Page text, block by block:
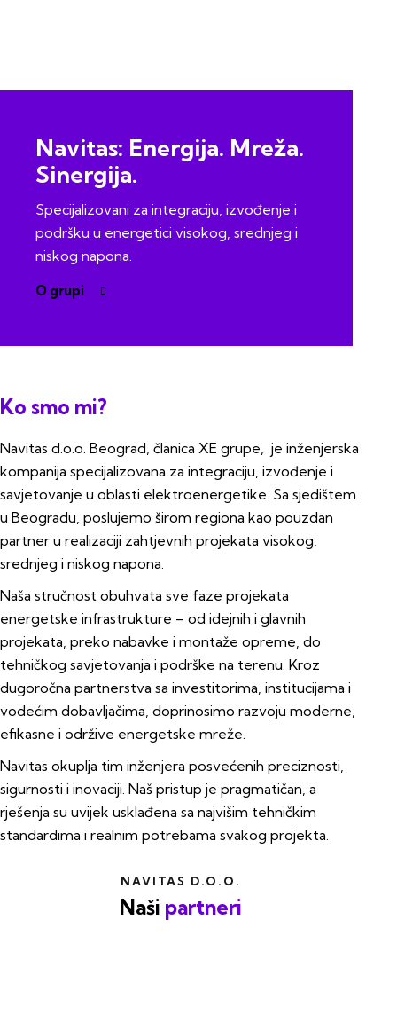
Navitas: Energija. Mreža.
Sinergija.
Specijalizovani za integraciju, izvođenje i
podršku u energetici visokog, srednjeg i
niskog napona.
O grupi
Ko smo mi?
Navitas d.o.o. Beograd, članica XE grupe, je inženjerska
kompanija specijalizovana za integraciju, izvođenje i
savjetovanje u oblasti elektroenergetike. Sa sjedištem
u Beogradu, poslujemo širom regiona kao pouzdan
partner u realizaciji zahtjevnih projekata visokog,
srednjeg i niskog napona.
Naša stručnost obuhvata sve faze projekata
energetske infrastrukture – od idejnih i glavnih
projekata, preko nabavke i montaže opreme, do
tehničkog savjetovanja i podrške na terenu. Kroz
dugoročna partnerstva sa investitorima, institucijama i
vodećim dobavljačima, doprinosimo razvoju moderne,
efikasne i održive energetske mreže.
Navitas okuplja tim inženjera posvećenih preciznosti,
sigurnosti i inovaciji. Naš pristup je pragmatičan, a
rješenja su uvijek usklađena sa najvišim tehničkim
standardima i realnim potrebama svakog projekta.
NAVITAS D.O.O.
Naši partneri